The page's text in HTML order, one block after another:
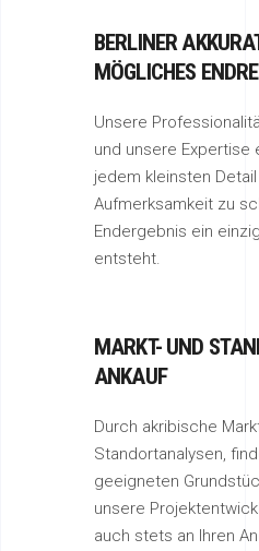
BERLINER
MÖGLICHES
Unsere
und unsere Expertise
jedem kleinsten
Aufmerksamkeit zu
Endergebnis ein
entsteht.
MARKT- UND
ANKAUF
Durch akribische
Standortanalysen,
geeigneten
unsere
auch stets an Ihren